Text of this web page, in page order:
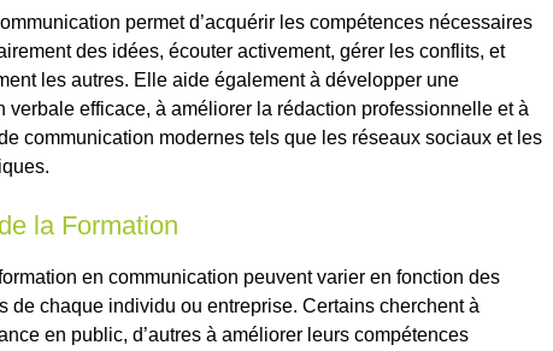
permet d’acquérir les compétences nécessaires
des idées, écouter activement, gérer les conflits, et
les autres. Elle aide également à développer une
verbale efficace, à améliorer la rédaction professionnelle et à
communication modernes tels que les réseaux sociaux et les
la Formation
en communication peuvent varier en fonction des
de chaque individu ou entreprise. Certains cherchent à
en public, d’autres à améliorer leurs compétences